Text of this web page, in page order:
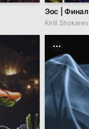
Эос | Финал
Kirill Shokarev